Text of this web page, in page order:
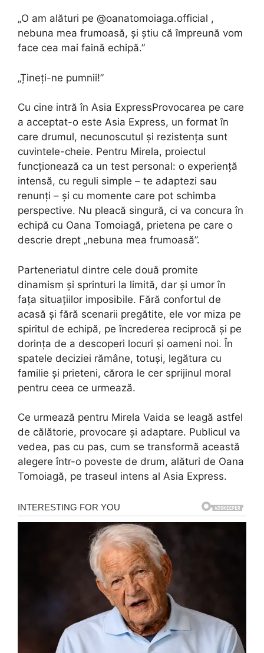
„O am alături pe @oanatomoiaga.official ,
nebuna mea frumoasă, și știu că împreună vom
face cea mai faină echipă.”
„Țineți-ne pumnii!”
Cu cine intră în Asia ExpressProvocarea pe care
a acceptat-o este Asia Express, un format în
care drumul, necunoscutul și rezistența sunt
cuvintele-cheie. Pentru Mirela, proiectul
funcționează ca un test personal: o experiență
intensă, cu reguli simple – te adaptezi sau
renunți – și cu momente care pot schimba
perspective. Nu pleacă singură, ci va concura în
echipă cu Oana Tomoiagă, prietena pe care o
descrie drept „nebuna mea frumoasă”.
Parteneriatul dintre cele două promite
dinamism și sprinturi la limită, dar și umor în
fața situațiilor imposibile. Fără confortul de
acasă și fără scenarii pregătite, ele vor miza pe
spiritul de echipă, pe încrederea reciprocă și pe
dorința de a descoperi locuri și oameni noi. În
spatele deciziei rămâne, totuși, legătura cu
familie și prieteni, cărora le cer sprijinul moral
pentru ceea ce urmează.
Ce urmează pentru Mirela Vaida se leagă astfel
de călătorie, provocare și adaptare. Publicul va
vedea, pas cu pas, cum se transformă această
alegere într-o poveste de drum, alături de Oana
Tomoiagă, pe traseul intens al Asia Express.